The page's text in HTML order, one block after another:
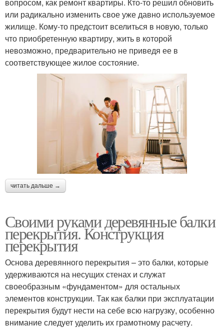
вопросом, как ремонт квартиры. Кто-то решил обновить
или радикально изменить свое уже давно используемое
жилище. Кому-то предстоит вселиться в новую, только
что приобретенную квартиру, жить в которой
невозможно, предварительно не приведя ее в
соответствующее жилое состояние.
читать дальше →
Своими руками деревянные балки
перекрытия. Конструкция
перекрытия
Основа деревянного перекрытия – это балки, которые
удерживаются на несущих стенах и служат
своеобразным «фундаментом» для остальных
элементов конструкции. Так как балки при эксплуатации
перекрытия будут нести на себе всю нагрузку, особенно
внимание следует уделить их грамотному расчету.